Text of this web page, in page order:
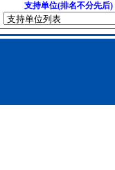
电气控制开关 [采购中]
卫浴洁具 [采购中]
支持单位(排名不分先后)